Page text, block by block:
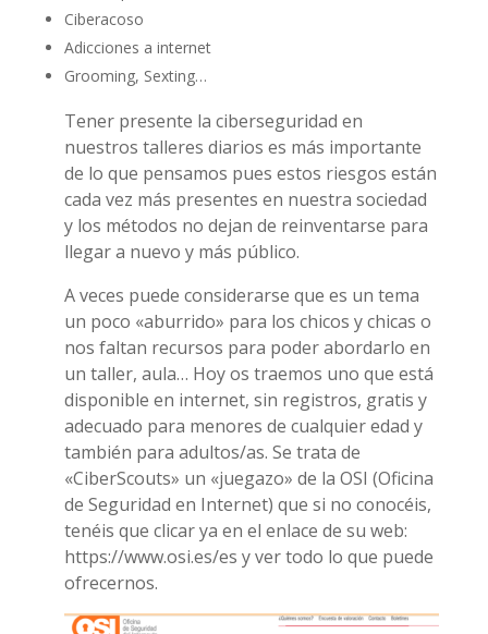
Ciberacoso
Adicciones a internet
Grooming, Sexting…
Tener presente la ciberseguridad en
nuestros talleres diarios es más importante
de lo que pensamos pues estos riesgos están
cada vez más presentes en nuestra sociedad
y los métodos no dejan de reinventarse para
llegar a nuevo y más público.
A veces puede considerarse que es un tema
un poco «aburrido» para los chicos y chicas o
nos faltan recursos para poder abordarlo en
un taller, aula… Hoy os traemos uno que está
disponible en internet, sin registros, gratis y
adecuado para menores de cualquier edad y
también para adultos/as. Se trata de
«CiberScouts» un «juegazo» de la OSI (Oficina
de Seguridad en Internet) que si no conocéis,
tenéis que clicar ya en el enlace de su web:
https://www.osi.es/es y ver todo lo que puede
ofrecernos.